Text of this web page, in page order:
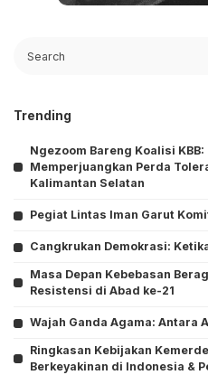
Trending
Ngezoom Bareng Koalisi KBB:
Memperjuangkan Perda
Kalimantan Selatan
Pegiat Lintas Iman Garut
Cangkrukan Demokrasi:
Masa Depan Kebebasan
Resistensi di Abad ke-21
Wajah Ganda Agama: Antara
Ringkasan Kebijakan
Berkeyakinan di Indonesia &